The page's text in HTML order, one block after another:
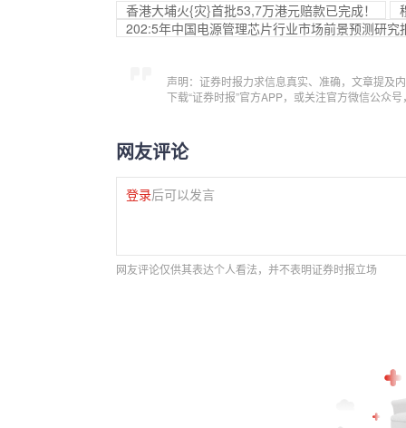
香港大埔火{灾}首批53,7万港元赔款已完成！
202:5年中国电源管理芯片行业市场前景预测研究
声明：证券时报力求信息真实、准确，文章提及
下载“证券时报”官方APP，或关注官方微信公众
网友评论
登录后可以发言
网友评论仅供其表达个人看法，并不表明证券时报立场